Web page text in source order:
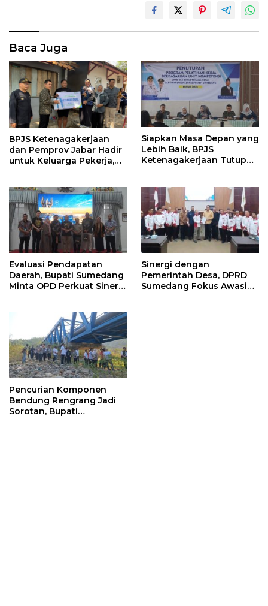
Baca Juga
BPJS Ketenagakerjaan
dan Pemprov Jabar Hadir
untuk Keluarga Pekerja,
Siapkan Masa Depan yang
Lebih Baik, BPJS
Ketenagakerjaan Tutup
Evaluasi Pendapatan
Daerah, Bupati Sumedang
Minta OPD Perkuat Sinergi
Sinergi dengan
Pemerintah Desa, DPRD
Sumedang Fokus Awasi
Pencurian Komponen
Bendung Rengrang Jadi
Sorotan, Bupati